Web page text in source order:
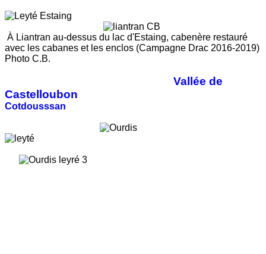
À Liantran au-dessus du lac d'Estaing, cabenère restauré
avec les cabanes et les enclos (Campagne Drac 2016-2019)
Photo C.B.
Vallée de
Castelloubon
Cotdousssan